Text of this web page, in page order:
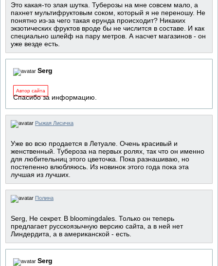
Это какая-то злая шутка. Туберозы на мне совсем мало, а
пахнет мультифруктовым соком, который я не переношу. Не
понятно из-за чего такая ерунда происходит? Никаких
экзотических фруктов вроде бы не числится в составе. И как
специально шлейф на пару метров. А насчет магазинов - он
уже везде есть.
Serg
Автор сайта
Спасибо за информацию.
Рыжая Лисичка
Уже во всю продается в Летуале. Очень красивый и
женственный. Тубероза на первых ролях, так что он именно
для любительниц этого цветочка. Пока разнашиваю, но
постепенно влюбляюсь. Из новинок этого года пока эта
лучшая из лучших.
Полина
Serg, Не секрет. В bloomingdales. Только он теперь
предлагает русскоязычную версию сайта, а в ней нет
Линдердита, а в американской - есть.
Serg